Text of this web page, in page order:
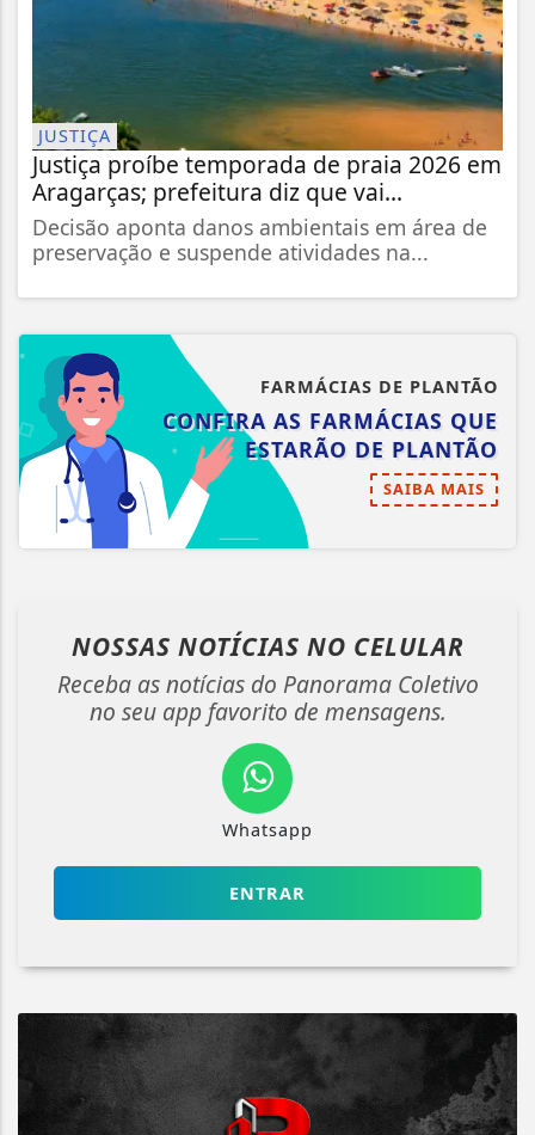
JUSTIÇA
Justiça proíbe temporada de praia 2026 em
Aragarças; prefeitura diz que vai...
Decisão aponta danos ambientais em área de
preservação e suspende atividades na...
FARMÁCIAS DE PLANTÃO
CONFIRA AS FARMÁCIAS QUE
ESTARÃO DE PLANTÃO
SAIBA MAIS
NOSSAS NOTÍCIAS NO CELULAR
Receba as notícias do Panorama Coletivo
no seu app favorito de mensagens.
Whatsapp
ENTRAR